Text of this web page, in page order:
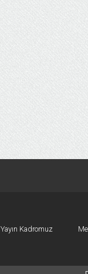
Yayın Kadromuz